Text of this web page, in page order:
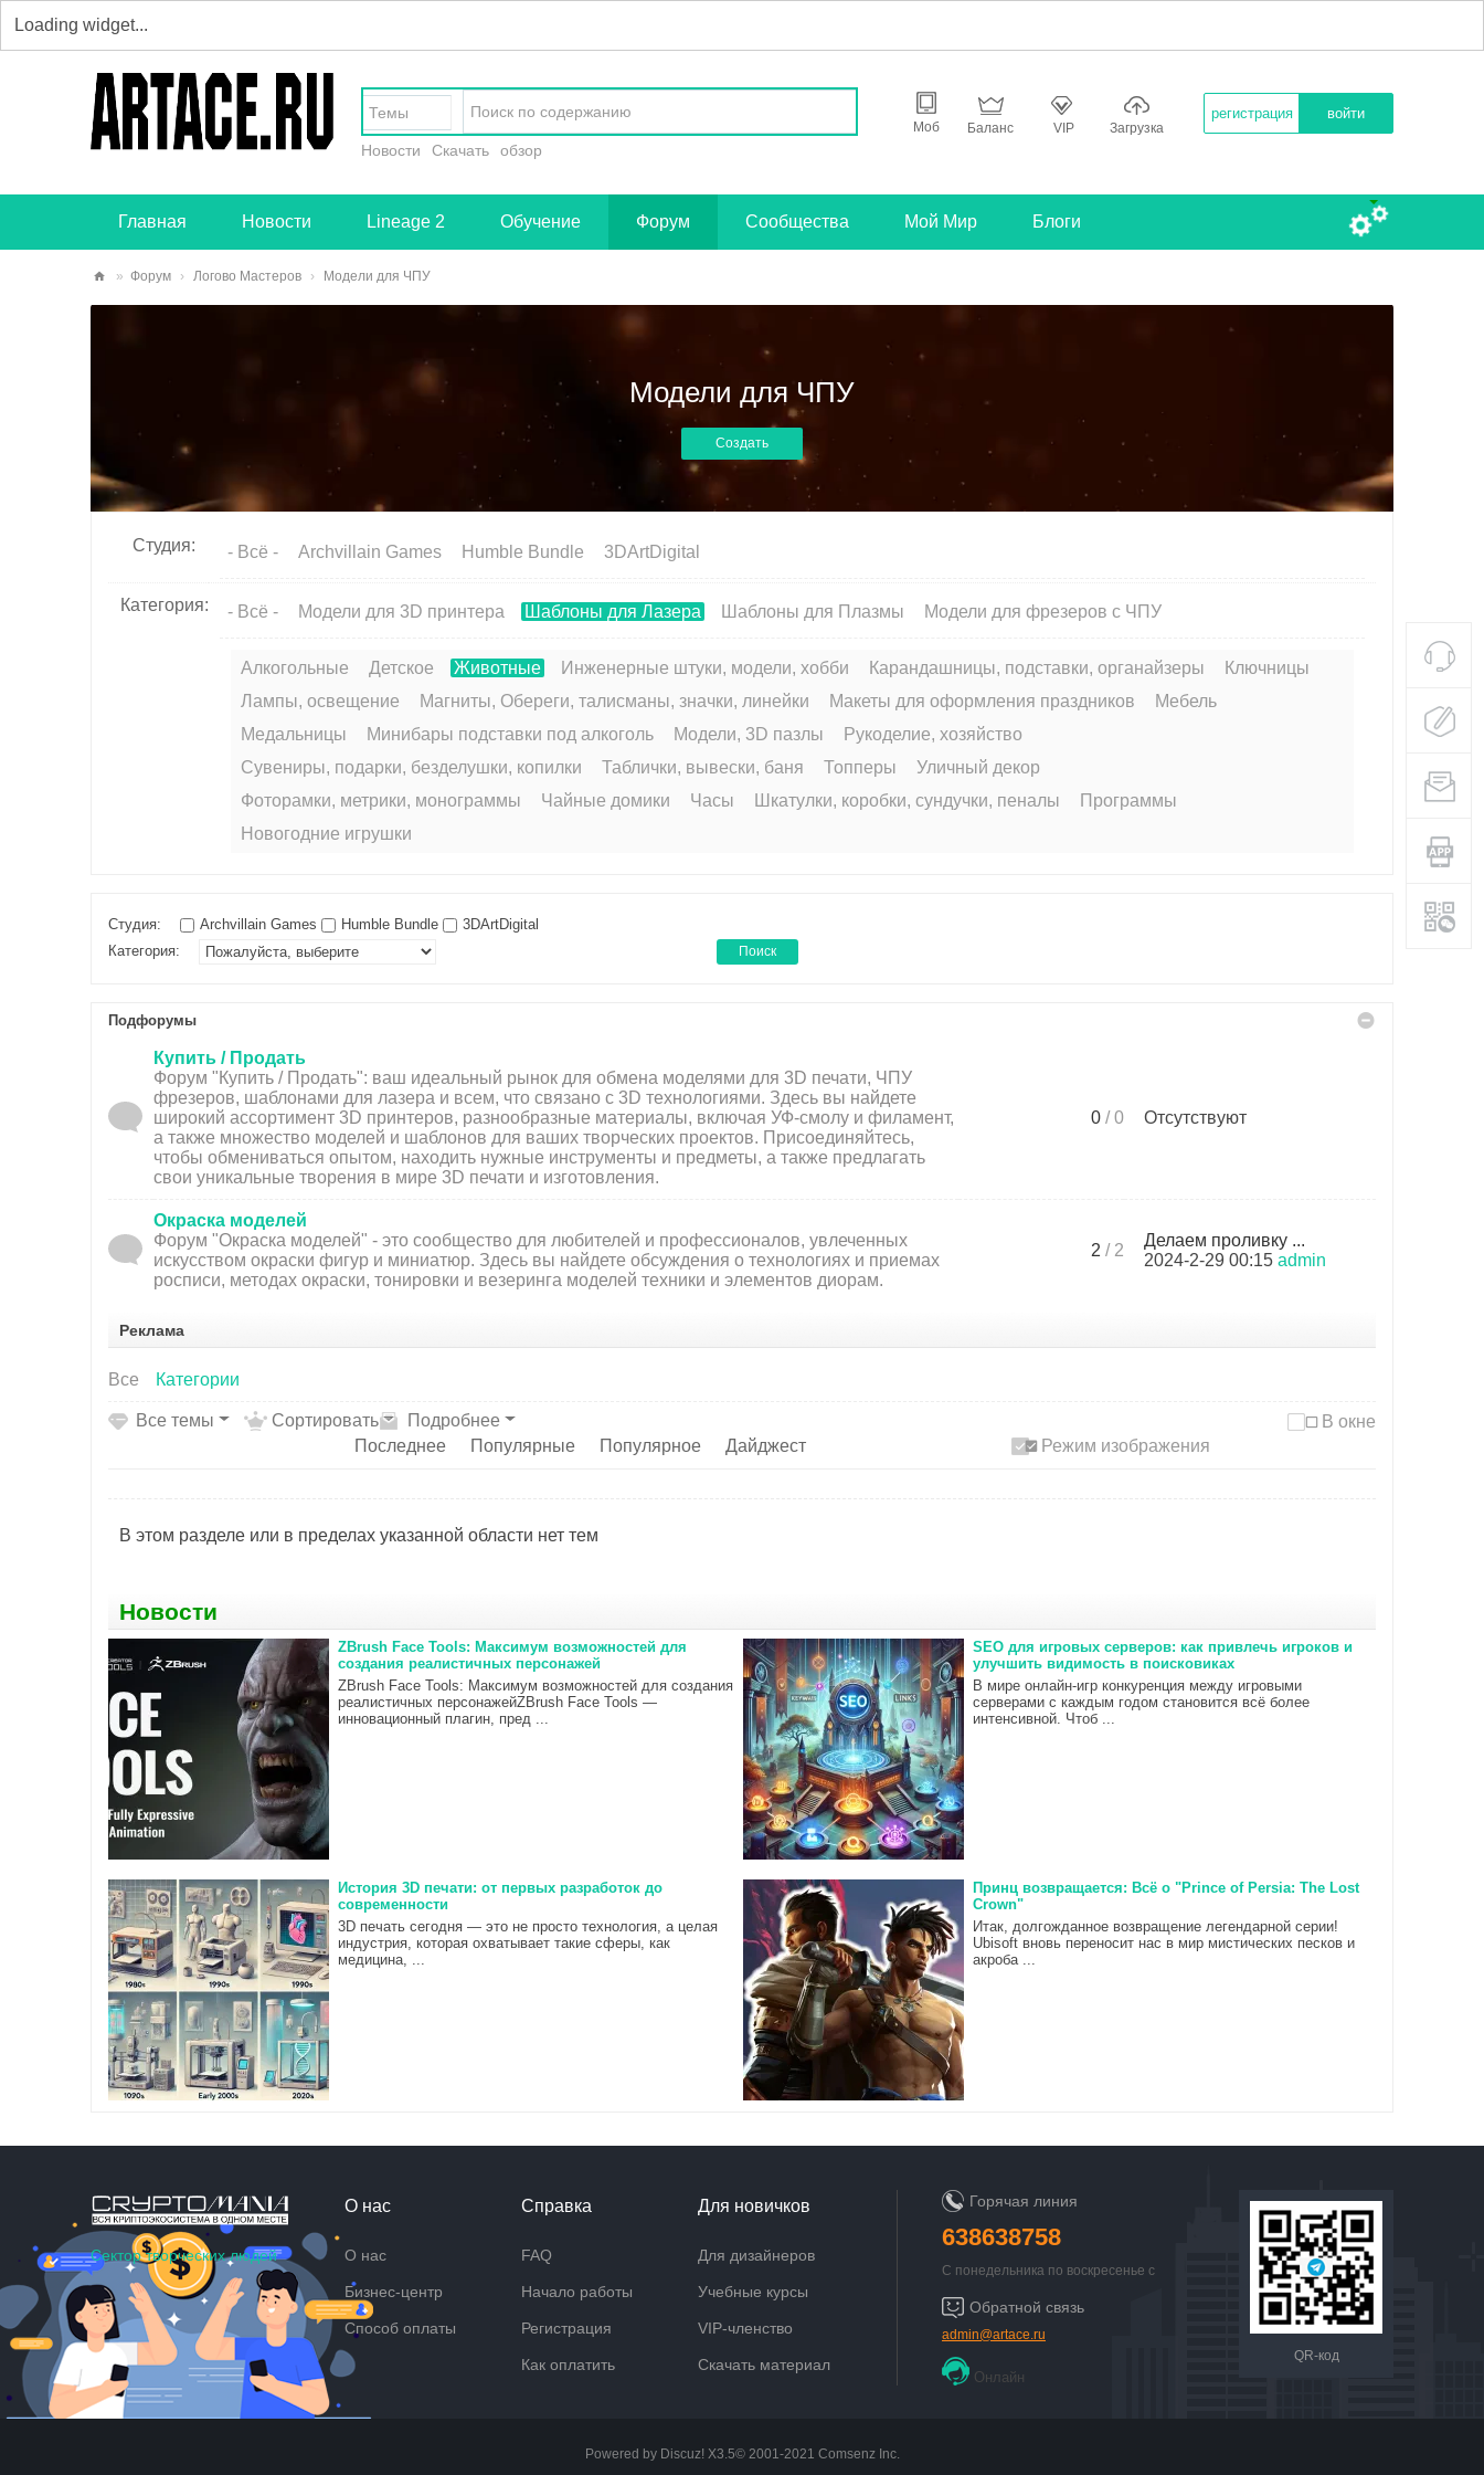
Темы
Новости Скачать обзор
Моб Баланс VIP Загрузка
регистрация войти
Главная Новости Lineage 2 Обучение Форум Сообщества Мой Мир Блоги
art
ор
» Форум › Логово Мастеров › Модели для ЧПУ
Модели для ЧПУ
Создать
Студия: - Всё - Archvillain Games Humble Bundle 3DArtDigital
Категория: - Всё - Модели для 3D принтера Шаблоны для Лазера Шаблоны для Плазмы Модели для фрезеров с ЧПУ
Алкогольные Детское Животные Инженерные штуки, модели, хобби Карандашницы, подставки, органайзеры
Ключницы
Лампы, освещение
Магниты, Обереги, талисманы, значки, линейки Макеты для оформления праздников
Мебель
Медальницы
Минибары подставки под алкоголь Модели, 3D пазлы
Рукоделие, хозяйство
Сувениры, подарки, безделушки, копилки
Таблички, вывески, баня Топперы
Уличный декор
Фоторамки, метрики, монограммы
Чайные домики Часы Шкатулки, коробки, сундучки, пеналы
Программы
Новогодние игрушки
Студия: Archvillain Games Humble Bundle
3DArtDigital
Категория:
Поиск
Подфорумы
Купить / Продать
Форум "Купить / Продать": ваш идеальный рынок для обмена моделями для 3D печати, ЧПУ
фрезеров, шаблонами для лазера и всем, что связано с 3D технологиями. Здесь вы найдете
широкий ассортимент 3D принтеров, разнообразные материалы, включая УФ-смолу и филамент,
а также множество моделей и шаблонов для ваших творческих проектов. Присоединяйтесь,
чтобы обмениваться опытом, находить нужные инструменты и предметы, а также предлагать
свои уникальные творения в мире 3D печати и изготовления.
0 / 0 Отсутствуют
Окраска моделей
Форум "Окраска моделей" - это сообщество для любителей и профессионалов, увлеченных
искусством окраски фигур и миниатюр. Здесь вы найдете обсуждения о технологиях и приемах
росписи, методах окраски, тонировки и везеринга моделей техники и элементов диорам.
2 / 2
Делаем проливку ...
2024-2-29 00:15 admin
Реклама
Все Категории
В окне
Все темы Сортировать
Подробнее
Последнее
Популярные Популярное Дайджест Режим изображения
В этом разделе или в пределах указанной области нет тем
Новости
ZBrush Face Tools: Максимум возможностей для
создания реалистичных персонажей
ZBrush Face Tools: Максимум возможностей для создания
реалистичных персонажейZBrush Face Tools —
инновационный плагин, пред ...
История 3D печати: от первых разработок до
современности
3D печать сегодня — это не просто технология, а целая
индустрия, которая охватывает такие сферы, как
медицина, ...
SEO для игровых серверов: как привлечь игроков и
улучшить видимость в поисковиках
В мире онлайн-игр конкуренция между игровыми
серверами с каждым годом становится всё более
интенсивной. Чтоб ...
Принц возвращается: Всё о "Prince of Persia: The Lost
Crown"
Итак, долгожданное возвращение легендарной серии!
Ubisoft вновь переносит нас в мир мистических песков и
акроба ...
Сектор творческих людей
О нас
О нас
Бизнес-центр
Способ оплаты
Справка
FAQ
Начало работы
Регистрация
Как оплатить
Для новичков
Для дизайнеров
Учебные курсы
VIP-членство
Скачать материал
Горячая линия
638638758
С понедельника по воскресенье с
Обратной связь
admin@artace.ru
Онлайн
QR-код
Powered by Discuz! X3.5© 2001-2021 Comsenz Inc.